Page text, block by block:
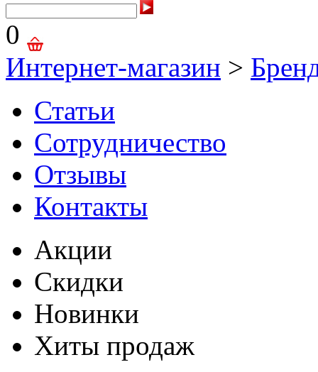
0
Интернет-магазин >
Статьи
Сотрудничество
Отзывы
Контакты
Акции
Скидки
Новинки
Хиты продаж